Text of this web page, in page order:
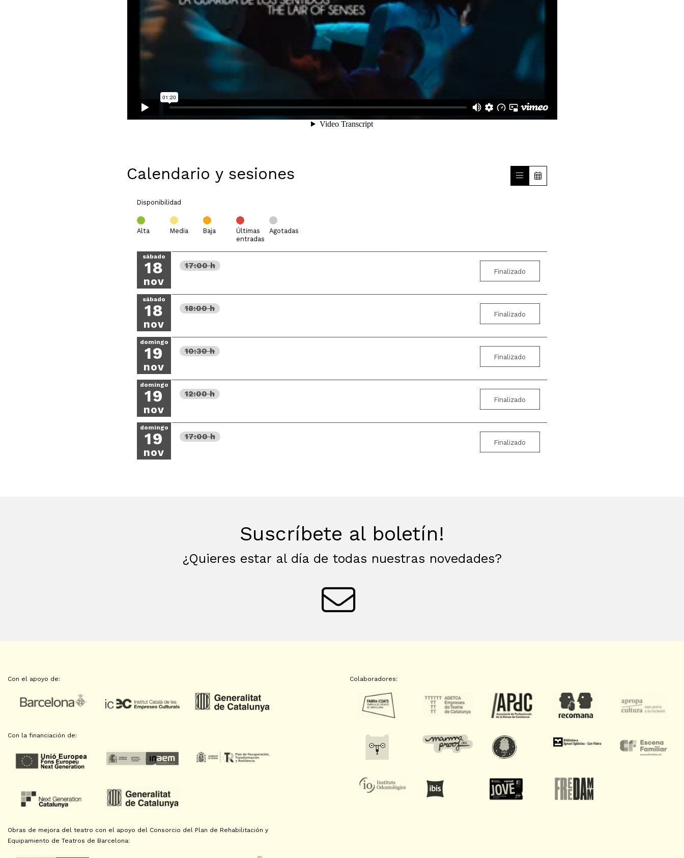
Calendario y sesiones
Disponibilidad
Alta Media Baja
Últimas
entradas
Agotadas
sábado
18
nov
17:00 h
Finalizado
sábado
18
nov
18:00 h
Finalizado
domingo
19
nov
10:30 h
Finalizado
domingo
19
nov
12:00 h
Finalizado
domingo
19
nov
17:00 h
Finalizado
Suscríbete al boletín!
¿Quieres estar al día de todas nuestras novedades?
Con el apoyo de:
Con la financiación de:
Obras de mejora del teatro con el apoyo del Consorcio del Plan de Rehabilitación y
Equipamiento de Teatros de Barcelona:
Colaboradores: